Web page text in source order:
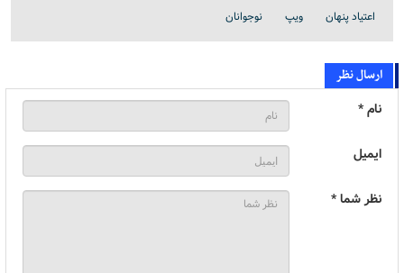
اعتیاد پنهان
ویپ نوجوانان
ارسال نظر
نام *
ایمیل
نظر شما *